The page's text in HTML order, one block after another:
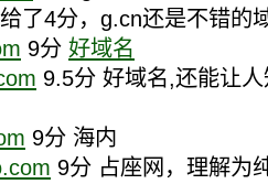
了4分，g.cn还是不错的
9分 好域名
9.5分 好域名,还能让
9分 海内
9分 占座网，理解为